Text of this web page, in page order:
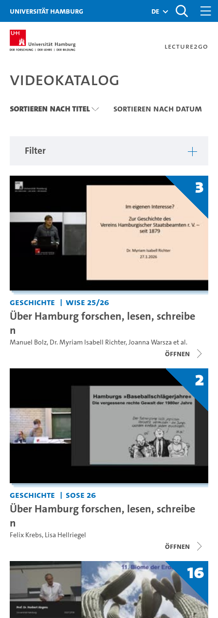
Zu den Filtern
Zur Metanavigation
Zur Hauptnavigation
Zur Suche
Zum Inhalt
Zum Seitenfuss
Universität Hamburg de
Lecture2Go
Videokatalog
Videokatalog
Sortieren nach Titel Sortieren nach Datum
Filter
3
Geschichte WiSe 25/26
Über Hamburg forschen, lesen, schreibe
n
Manuel Bolz, Dr. Myriam Isabell Richter,Joanna Warsza et al.
Öffnen
2
Geschichte SoSe 26
Über Hamburg forschen, lesen, schreibe
n
Felix Krebs, Lisa Hellriegel
Öffnen
16